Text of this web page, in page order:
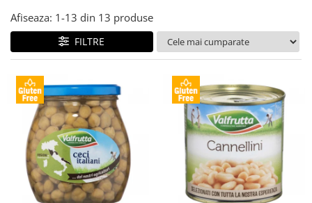
Afiseaza: 1-13 din 13 produse
FILTRE